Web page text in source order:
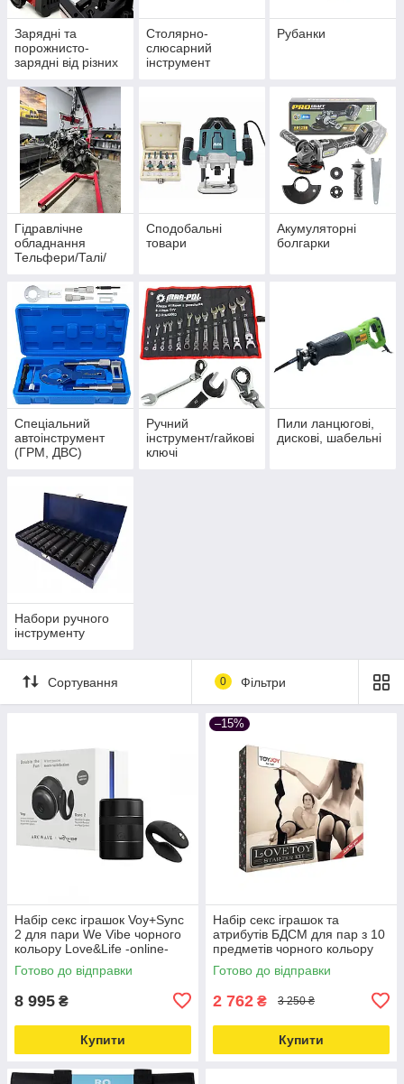
Зарядні та
порожнисто-
зарядні від різних
Столярно-
слюсарний
інструмент
Рубанки
Гідравлічне
обладнання
Тельфери/Талі/
Підставки/Стенд/
Прес/Кран/
Траверс.
Сподобальні
товари
Акумуляторні
болгарки
Спеціальний
автоінструмент
(ГРМ, ДВС)
Ручний
інструмент/гайкові
ключі
Пили ланцюгові,
дискові, шабельні
Набори ручного
інструменту
Сортування 0 Фільтри
Набір секс іграшок Voy+Sync
2 для пари We Vibe чорного
кольору Love&Life -online-
multimarket-
Готово до відправки
8 995 ₴
Купити
–15%
Набір секс іграшок та
атрибутів БДСМ для пар з 10
предметів чорного кольору
Toy Joy Love&Life -online-
multimarket-
Готово до відправки
2 762 ₴ 3 250 ₴
Купити